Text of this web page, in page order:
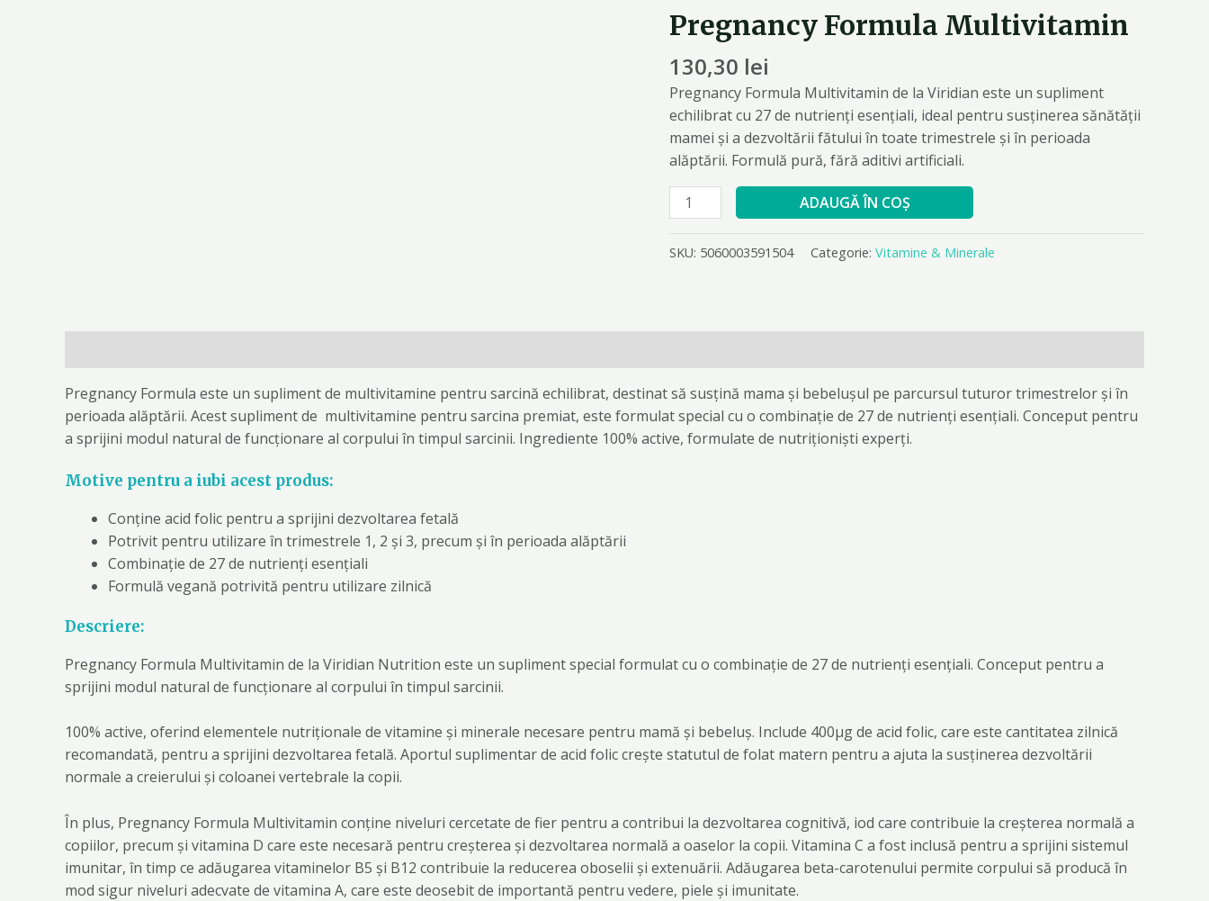
Pregnancy Formula Multivitamin
130,30 lei
Pregnancy Formula Multivitamin de la Viridian este un supliment
echilibrat cu 27 de nutrienți esențiali, ideal pentru susținerea sănătății
mamei și a dezvoltării fătului în toate trimestrele și în perioada
alăptării. Formulă pură, fără aditivi artificiali.
Cantitate
Pregnancy
Formula
Multivitamin
ADAUGĂ ÎN COȘ
SKU: 5060003591504 Categorie: Vitamine & Minerale
Pregnancy Formula este un supliment de multivitamine pentru sarcină echilibrat, destinat să susțină mama și bebelușul pe parcursul tuturor trimestrelor și în
perioada alăptării. Acest supliment de multivitamine pentru sarcina premiat, este formulat special cu o combinație de 27 de nutrienți esențiali. Conceput pentru
a sprijini modul natural de funcționare al corpului în timpul sarcinii. Ingrediente 100% active, formulate de nutriționiști experți.
Motive pentru a iubi acest produs:
Conține acid folic pentru a sprijini dezvoltarea fetală
Potrivit pentru utilizare în trimestrele 1, 2 și 3, precum și în perioada alăptării
Combinație de 27 de nutrienți esențiali
Formulă vegană potrivită pentru utilizare zilnică
Descriere:
Pregnancy Formula Multivitamin de la Viridian Nutrition este un supliment special formulat cu o combinație de 27 de nutrienți esențiali. Conceput pentru a
sprijini modul natural de funcționare al corpului în timpul sarcinii.
100% active, oferind elementele nutriționale de vitamine și minerale necesare pentru mamă și bebeluș. Include 400μg de acid folic, care este cantitatea zilnică
recomandată, pentru a sprijini dezvoltarea fetală. Aportul suplimentar de acid folic crește statutul de folat matern pentru a ajuta la susținerea dezvoltării
normale a creierului și coloanei vertebrale la copii.
În plus, Pregnancy Formula Multivitamin conține niveluri cercetate de fier pentru a contribui la dezvoltarea cognitivă, iod care contribuie la creșterea normală a
copiilor, precum și vitamina D care este necesară pentru creșterea și dezvoltarea normală a oaselor la copii. Vitamina C a fost inclusă pentru a sprijini sistemul
imunitar, în timp ce adăugarea vitaminelor B5 și B12 contribuie la reducerea oboselii și extenuării. Adăugarea beta-carotenului permite corpului să producă în
mod sigur niveluri adecvate de vitamina A, care este deosebit de importantă pentru vedere, piele și imunitate.